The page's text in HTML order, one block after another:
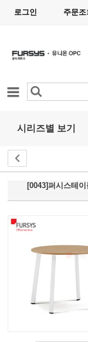
로그인 주문조
카테고리
시리즈별 보기
[0043]퍼시스테